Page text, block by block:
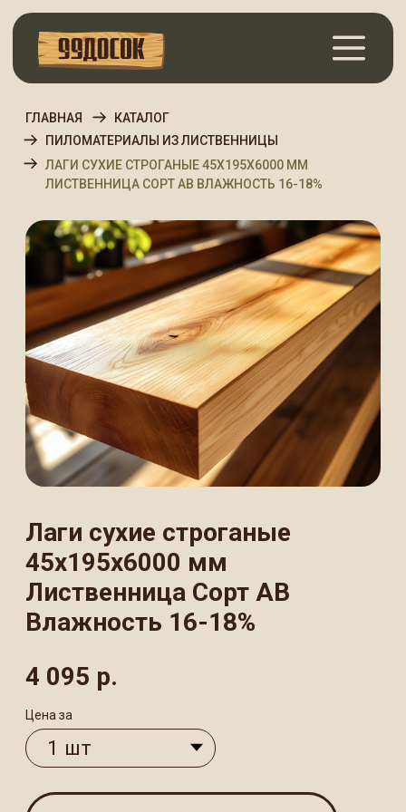
ЛАГИ СУХИЕ СТРОГАНЫЕ 45Х195Х6000 ММ
КАТАЛОГ
ГЛАВНАЯ
Лаги сухие строганые
45х195х6000 мм
Лиственница Сорт АВ
Влажность 16-18%
4 095 р.
В КОРЗИНУ
высококачественный пиломатериал
сорта АВ с камерной сушкой до 16−18%.
предназначены для устройства полов,
монтажа обрешётки и создания
каркасных конструкций. Благодаря
природным свойствам лиственницы
и устойчивостью к влаге, что гарантирует
долговечность и стабильность